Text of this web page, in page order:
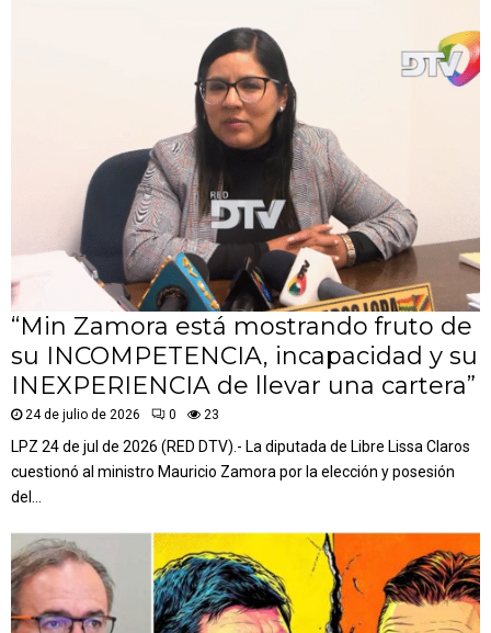
“Min Zamora está mostrando fruto de
su INCOMPETENCIA, incapacidad y su
INEXPERIENCIA de llevar una cartera”
24 de julio de 2026 0 23
LPZ 24 de jul de 2026 (RED DTV).- La diputada de Libre Lissa Claros
cuestionó al ministro Mauricio Zamora por la elección y posesión
del...